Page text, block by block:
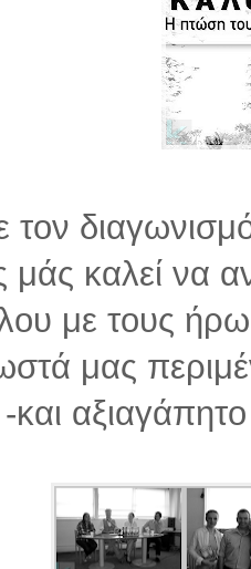
τον
καλεί να
με τους
μας